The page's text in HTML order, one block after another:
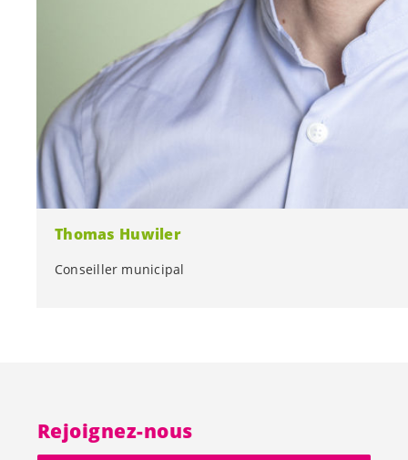
Thomas Huwiler
Conseiller municipal
Rejoignez-nous